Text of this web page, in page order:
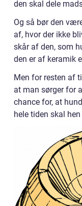
den skal dele
Og så bør den
af, hvor der ikke
skår af den, som
den er af keramik
Men for resten af
at man sørger for
chance for, at
hele tiden skal